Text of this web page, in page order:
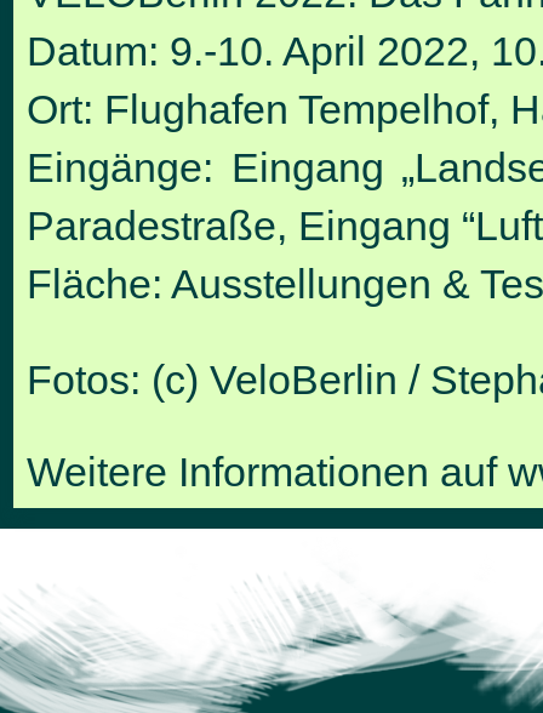
Datum: 9.-10. April 2022,
Ort: Flughafen Tempelhof,
Eingänge: Eingang
Paradestraße, Eingang
Fläche: Ausstellungen &
Fotos: (c) VeloBerlin /
Weitere Informationen auf